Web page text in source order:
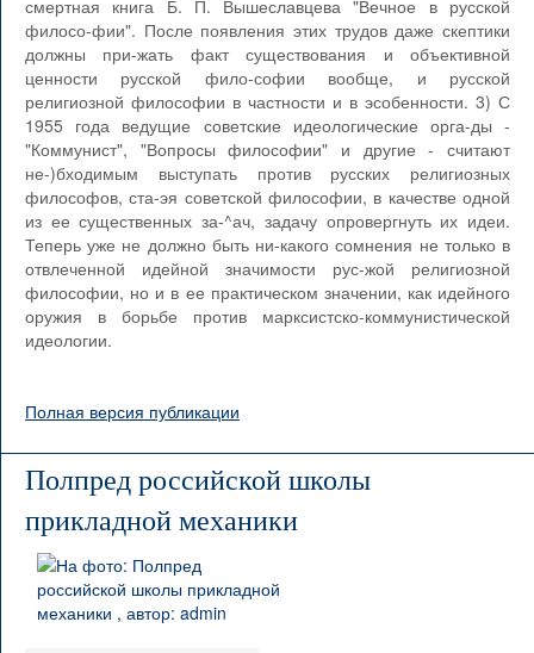
смертная книга Б. П. Вышеславцева "Вечное в русской
филосо-фии". После появления этих трудов даже скептики
должны при-жать факт существования и объективной
ценности русской фило-софии вообще, и русской
религиозной философии в частности и в эсобенности. 3) С
1955 года ведущие советские идеологические орга-ды -
"Коммунист", "Вопросы философии" и другие - считают
не-)бходимым выступать против русских религиозных
философов, ста-эя советской философии, в качестве одной
из ее существенных за-^ач, задачу опровергнуть их идеи.
Теперь уже не должно быть ни-какого сомнения не только в
отвлеченной идейной значимости рус-жой религиозной
философии, но и в ее практическом значении, как идейного
оружия в борьбе против марксистско-коммунистической
идеологии.
Полная версия публикации
Полпред российской школы
прикладной механики